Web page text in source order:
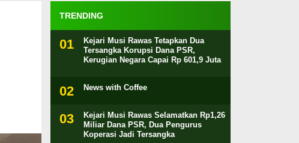
TRENDING
Kejari Musi Rawas Tetapkan Dua
Tersangka Korupsi Dana PSR,
Kerugian Negara Capai Rp 601,9 Juta
News with Coffee
Kejari Musi Rawas Selamatkan Rp1,26
Miliar Dana PSR, Dua Pengurus
Koperasi Jadi Tersangka